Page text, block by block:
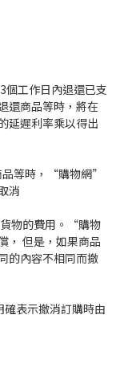
工作日內退還已支
還商品等時，將在
延遲利率乘以得出
等時，“購物網”
消
物的費用。“購物
， 但是，如果商品
的內容不相同而撤
表示撤消訂購時由